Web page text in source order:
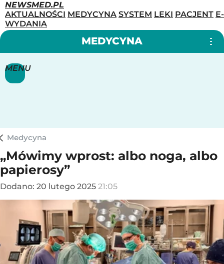
NEWSMED.PL
AKTUALNOŚCI MEDYCYNA SYSTEM LEKI PACJENT E-
WYDANIA
MENU
MEDYCYNA
Medycyna
„Mówimy wprost: albo noga, albo
papierosy”
Dodano: 20 lutego 2025 21:05